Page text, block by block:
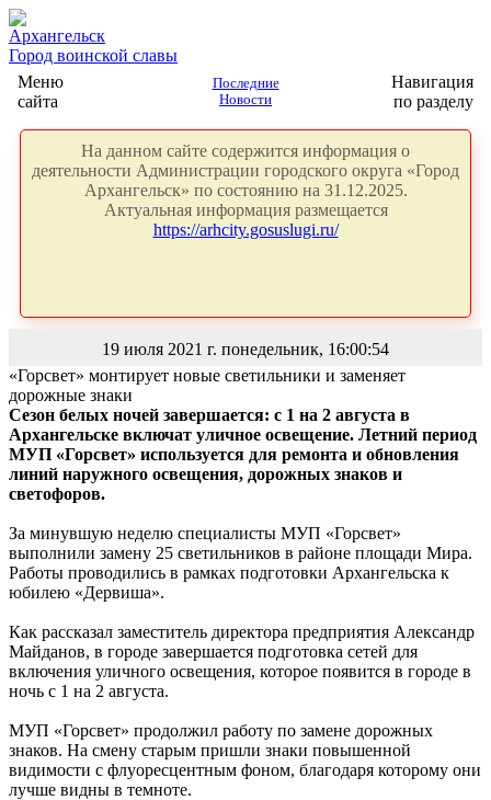
Архангельск
Город воинской славы
Меню
сайта
Последние
Новости
Навигация
по разделу
На данном сайте содержится информация о
деятельности Администрации городского округа «Город
Архангельск» по состоянию на 31.12.2025.
Актуальная информация размещается
https://arhcity.gosuslugi.ru/
19 июля 2021 г. понедельник, 16:00:54
«Горсвет» монтирует новые светильники и заменяет
дорожные знаки
Сезон белых ночей завершается: с 1 на 2 августа в
Архангельске включат уличное освещение. Летний период
МУП «Горсвет» используется для ремонта и обновления
линий наружного освещения, дорожных знаков и
светофоров.
За минувшую неделю специалисты МУП «Горсвет»
выполнили замену 25 светильников в районе площади Мира.
Работы проводились в рамках подготовки Архангельска к
юбилею «Дервиша».
Как рассказал заместитель директора предприятия Александр
Майданов, в городе завершается подготовка сетей для
включения уличного освещения, которое появится в городе в
ночь с 1 на 2 августа.
МУП «Горсвет» продолжил работу по замене дорожных
знаков. На смену старым пришли знаки повышенной
видимости с флуоресцентным фоном, благодаря которому они
лучше видны в темноте.